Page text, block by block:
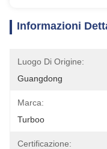
Informazioni
Luogo Di Origine:
Guangdong
Marca:
Turboo
Certificazione: